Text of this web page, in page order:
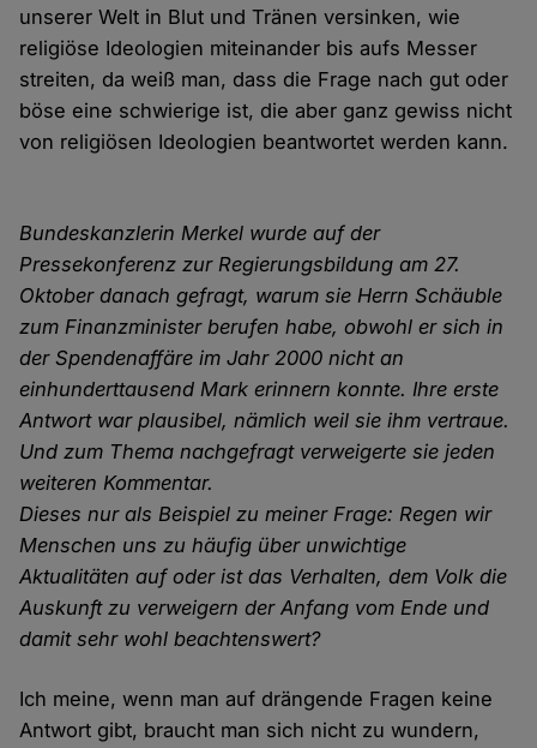
unserer Welt in Blut und Tränen versinken, wie
religiöse Ideologien miteinander bis aufs Messer
streiten, da weiß man, dass die Frage nach gut oder
böse eine schwierige ist, die aber ganz gewiss nicht
von religiösen Ideologien beantwortet werden kann.
Bundeskanzlerin Merkel wurde auf der
Pressekonferenz zur Regierungsbildung am 27.
Oktober danach gefragt, warum sie Herrn Schäuble
zum Finanzminister berufen habe, obwohl er sich in
der Spendenaffäre im Jahr 2000 nicht an
einhunderttausend Mark erinnern konnte. Ihre erste
Antwort war plausibel, nämlich weil sie ihm vertraue.
Und zum Thema nachgefragt verweigerte sie jeden
weiteren Kommentar.
Dieses nur als Beispiel zu meiner Frage: Regen wir
Menschen uns zu häufig über unwichtige
Aktualitäten auf oder ist das Verhalten, dem Volk die
Auskunft zu verweigern der Anfang vom Ende und
damit sehr wohl beachtenswert?
Ich meine, wenn man auf drängende Fragen keine
Antwort gibt, braucht man sich nicht zu wundern,